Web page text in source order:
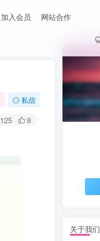
加入会员 网站合作
私信
125 8
关于我们